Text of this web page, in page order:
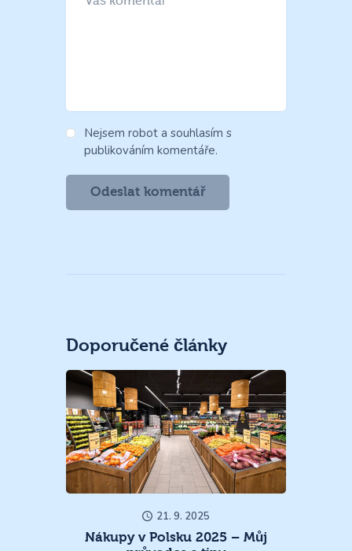
Nejsem robot a souhlasím s
publikováním komentáře.
Doporučené články
21. 9. 2025
Nákupy v Polsku 2025 – Můj